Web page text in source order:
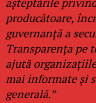
producătoare,
guvernanță a
Transparența pe
ajută
mai informate și
generală.”